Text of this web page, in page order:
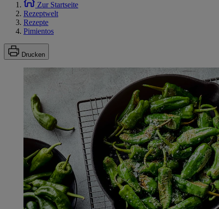
Zur Startseite
Rezeptwelt
Rezepte
Pimientos
Drucken